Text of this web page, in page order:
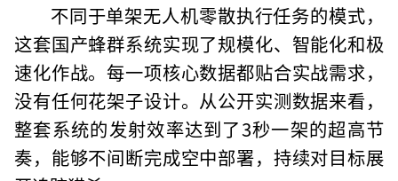
不同于单架无人机零散执行任务的模式，
这套国产蜂群系统实现了规模化、智能化和极
速化作战。每一项核心数据都贴合实战需求，
没有任何花架子设计。从公开实测数据来看，
整套系统的发射效率达到了3秒一架的超高节
奏，能够不间断完成空中部署，持续对目标展